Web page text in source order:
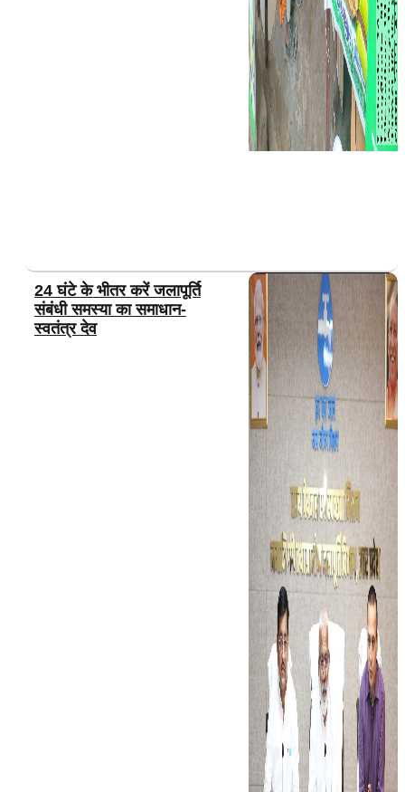
24 घंटे के भीतर करें जलापूर्ति
संबंधी समस्या का समाधान-
स्वतंत्र देव